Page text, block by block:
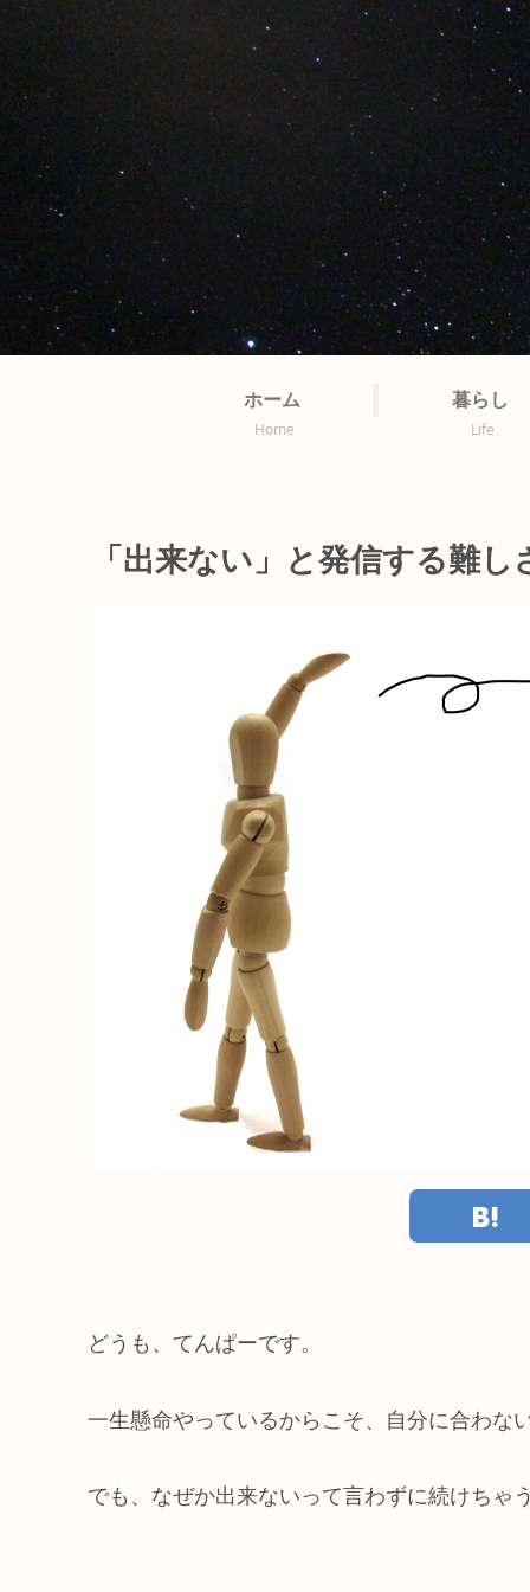
ホーム
Home
暮らし
Life
「出来ない」と発信する難し
どうも、てんぱーです。
一生懸命やっているからこそ、自分に合わな
でも、なぜか出来ないって言わずに続けちゃ